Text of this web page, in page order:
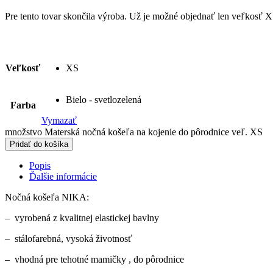
Pre tento tovar skončila výroba. Už je možné objednať len veľkosť
Veľkosť XS
Farba
Bielo - svetlozelená
Vymazať
množstvo Materská nočná košeľa na kojenie do pôrodnice veľ. XS
Pridať do košíka
Popis
Ďalšie informácie
Nočná košeľa NIKA:
– vyrobená z kvalitnej elastickej bavlny
– stálofarebná, vysoká životnosť
– vhodná pre tehotné mamičky , do pôrodnice